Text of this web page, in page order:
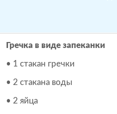
Гречка в виде запеканки
• 1 стакан гречки
• 2 стакана воды
• 2 яйца